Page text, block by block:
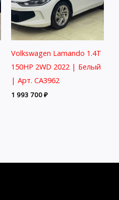
Volkswagen Lamando 1.4T
150HP 2WD 2022 | Белый
| Арт. CA3962
1 993 700₽